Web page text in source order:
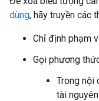
dùng, hãy truyền các
Chỉ định phạm
Gọi phương
Trong nội
tài